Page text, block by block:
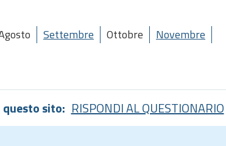
Settembre Ottobre
Novembre
sito: RISPONDI AL QUESTIONARIO